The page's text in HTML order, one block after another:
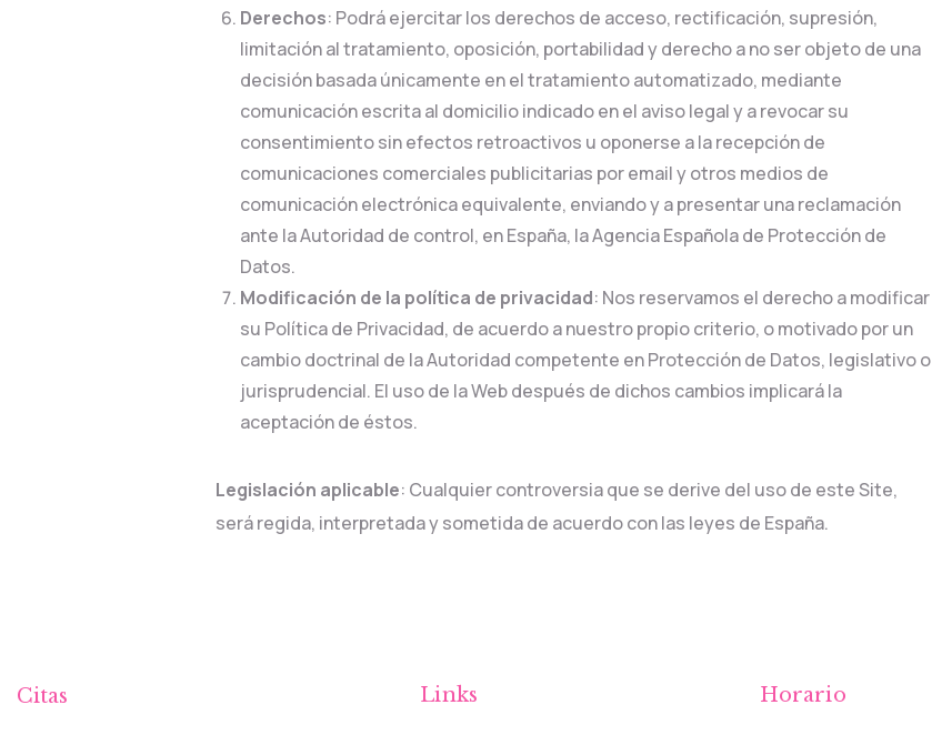
Derechos: Podrá ejercitar los derechos de acceso, rectificación, supresión,
limitación al tratamiento, oposición, portabilidad y derecho a no ser objeto de una
decisión basada únicamente en el tratamiento automatizado, mediante
comunicación escrita al domicilio indicado en el aviso legal y a revocar su
consentimiento sin efectos retroactivos u oponerse a la recepción de
comunicaciones comerciales publicitarias por email y otros medios de
comunicación electrónica equivalente, enviando y a presentar una reclamación
ante la Autoridad de control, en España, la Agencia Española de Protección de
Datos.
Modificación de la política de privacidad: Nos reservamos el derecho a modificar
su Política de Privacidad, de acuerdo a nuestro propio criterio, o motivado por un
cambio doctrinal de la Autoridad competente en Protección de Datos, legislativo o
jurisprudencial. El uso de la Web después de dichos cambios implicará la
aceptación de éstos.
Legislación aplicable: Cualquier controversia que se derive del uso de este Site,
será regida, interpretada y sometida de acuerdo con las leyes de España.
Citas Links Horario